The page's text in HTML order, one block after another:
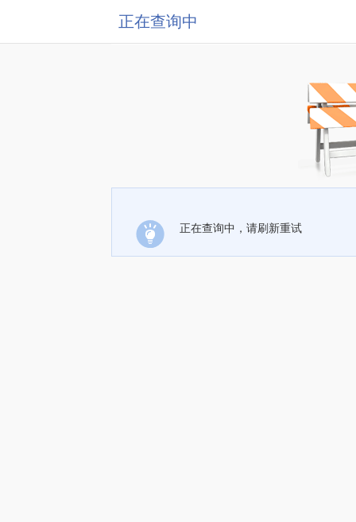
正在查询中
正在查询中，请刷新重试